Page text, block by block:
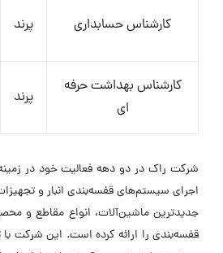
کارشناس حسابداری پرند
کارشناس بهداشت حرفه
ای
پرند
شرکت راک در دو دهه فعالیت خود در
اجرای سیستم‌های قفسه‌بندی انبار و
جدیدترین ماشین‌آلات، انواع مقاطع و
قفسه‌بندی را ارائه کرده است. این شرکت